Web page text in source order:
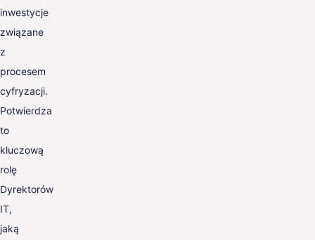
inwestycje
związane
z
procesem
cyfryzacji.
Potwierdza
to
kluczową
rolę
Dyrektorów
IT,
jaką